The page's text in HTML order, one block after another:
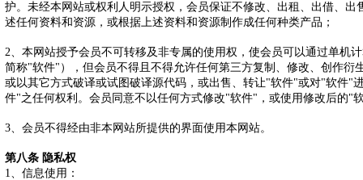
护。未经本网站或权利人明示授权，会员保证不修改、出租、出借、出
述任何资料和资源，或根据上述资料和资源制作成任何种类产品；
2、本网站授予会员不可转移及非专属的使用权，使会员可以通过单机
简称"软件"），但会员不得且不得允许任何第三方复制、修改、创作衍
或以其它方式破译或试图破译源代码，或出售、转让"软件"或对"软件"
件"之任何权利。会员同意不以任何方式修改"软件"，或使用修改后的"
3、会员不得经由非本网站所提供的界面使用本网站。
第八条 隐私权
1、信息使用：